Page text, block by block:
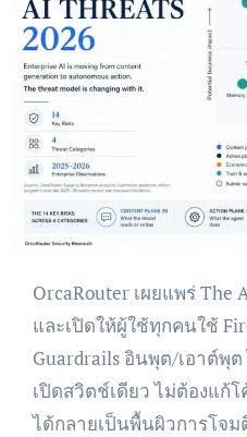
OrcaRouter เผยแพร่ The AI Threat Report 2026
และเปิดให้ผู้ใช้ทุกคนใช้
Guardrails อินพุต/เอาต์พุ
เปิดสวิตช์เดียว ไม่ต้องแก้
ได้กลายเป็นพื้นผิวการโจม